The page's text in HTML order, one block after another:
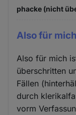
phacke (nicht
Also für
Also für mich
überschritten
Fällen
durch
vorm